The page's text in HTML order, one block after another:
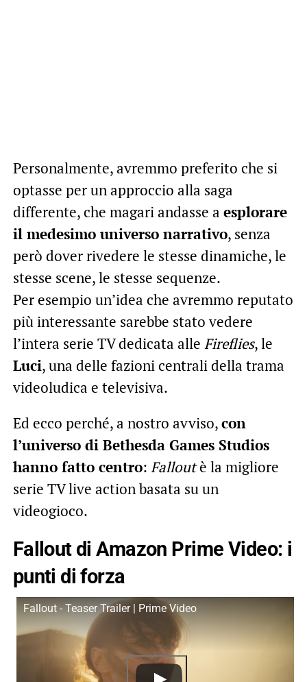
Personalmente, avremmo preferito che si
optasse per un approccio alla saga
differente, che magari andasse a esplorare
il medesimo universo narrativo, senza
però dover rivedere le stesse dinamiche, le
stesse scene, le stesse sequenze.
Per esempio un’idea che avremmo reputato
più interessante sarebbe stato vedere
l’intera serie TV dedicata alle Fireflies, le
Luci, una delle fazioni centrali della trama
videoludica e televisiva.
Ed ecco perché, a nostro avviso,con
l’universo di Bethesda Games Studios
hanno fatto centro: Falloutè la migliore
serie TV live action basata su un
videogioco.
Fallout di Amazon Prime Video: i
punti di forza
Fallout - Teaser Trailer | Prime Video